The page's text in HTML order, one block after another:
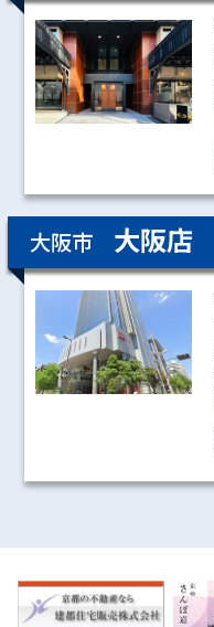
大阪市 大阪店